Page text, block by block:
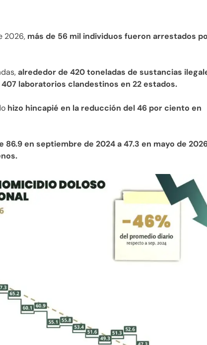
2026, más de 56 mil individuos fueron arrestados
alrededor de 420 toneladas de sustancias
laboratorios clandestinos en 22 estados.
hizo hincapié en la reducción del 46 por ciento en
86.9 en septiembre de 2024 a 47.3 en mayo de